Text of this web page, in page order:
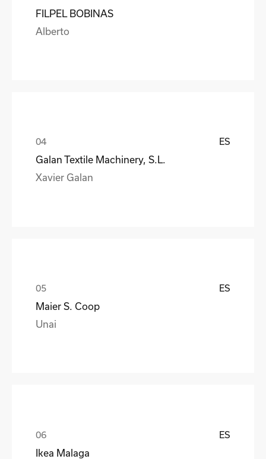
FILPEL BOBINAS
Alberto
ES
Galan Textile Machinery, S.L.
Xavier Galan
ES
Maier S. Coop
Unai
ES
Ikea Malaga